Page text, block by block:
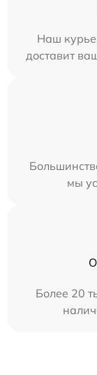
Наш
доставит
мы
Более 20